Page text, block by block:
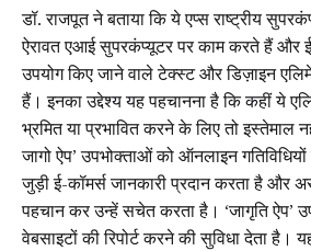
डॉ. राजपूत ने बताया कि ये एप्स राष्ट्रीय
ऐरावत एआई सुपरकंप्यूटर पर काम करते हैं और ई-
उपयोग किए जाने वाले टेक्स्ट और डिज़ाइन
हैं। इनका उद्देश्य यह पहचानना है कि कहीं ये
भ्रमित या प्रभावित करने के लिए तो इस्तेमाल
जागो ऐप’ उपभोक्ताओं को ऑनलाइन
जुड़ी ई-कॉमर्स जानकारी प्रदान करता है और
पहचान कर उन्हें सचेत करता है। ‘जागृति ऐप’
वेबसाइटों की रिपोर्ट करने की सुविधा देता है।